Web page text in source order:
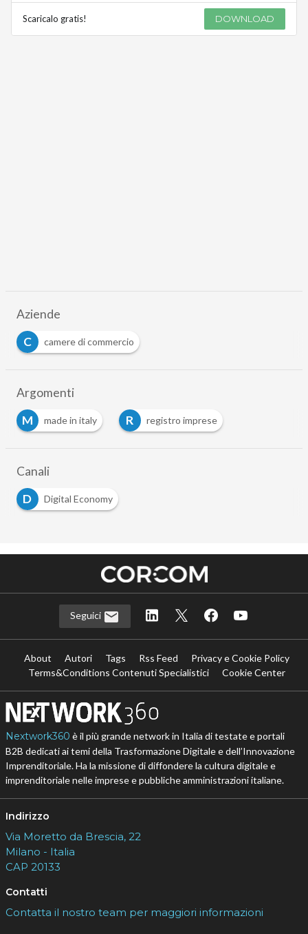
Scaricalo gratis! DOWNLOAD
Aziende
C
camere di commercio
Argomenti
M
made in italy R registro imprese
Canali
D
Digital Economy
Seguici
About Autori Tags Rss Feed
Privacy e Cookie Policy
Terms&Conditions Contenuti Specialistici
Cookie Center
Nextwork360 è il più grande network in Italia di testate e portali
B2B dedicati ai temi della Trasformazione Digitale e dell’Innovazione
Imprenditoriale. Ha la missione di diffondere la cultura digitale e
imprenditoriale nelle imprese e pubbliche amministrazioni italiane.
Indirizzo
Via Moretto da Brescia, 22
Milano - Italia
CAP 20133
Contatti
Contatta il nostro team per maggiori informazioni